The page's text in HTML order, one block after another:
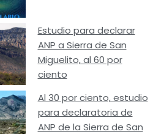
Estudio para declarar
ANP a Sierra de San
Miguelito, al 60 por
ciento
Al 30 por ciento, estudio
para declaratoria de
ANP de la Sierra de San